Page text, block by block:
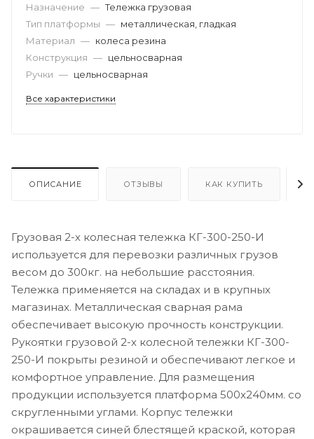
Назначение — Тележка грузовая
Тип платформы — металлическая, гладкая
Материал — колеса резина
Конструкция — цельносварная
Ручки — цельносварная
Все характеристики
ОПИСАНИЕ ОТЗЫВЫ КАК КУПИТЬ
Грузовая 2-х колесная тележка КГ-300-250-И
используется для перевозки различных грузов
весом до 300кг. на небольшие расстояния.
Тележка применяется на складах и в крупных
магазинах. Металлическая сварная рама
обеспечивает высокую прочность конструкции.
Рукоятки грузовой 2-х колесной тележки КГ-300-
250-И покрыты резиной и обеспечивают легкое и
комфортное управление. Для размещения
продукции используется платформа 500x240мм. со
скругленными углами. Корпус тележки
окрашивается синей блестящей краской, которая